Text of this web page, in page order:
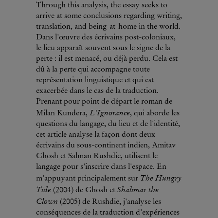
Through this analysis, the essay seeks to
arrive at some conclusions regarding writing,
translation, and being-at-home in the world.
Dans l'œuvre des écrivains post-coloniaux,
le lieu apparaît souvent sous le signe de la
perte : il est menacé, ou déjà perdu. Cela est
dû à la perte qui accompagne toute
représentation linguistique et qui est
exacerbée dans le cas de la traduction.
Prenant pour point de départ le roman de
Milan Kundera, L'Ignorance, qui aborde les
questions du langage, du lieu et de l'identité,
cet article analyse la façon dont deux
écrivains du sous-continent indien, Amitav
Ghosh et Salman Rushdie, utilisent le
langage pour s'inscrire dans l'espace. En
m'appuyant principalement sur The Hungry
Tide (2004) de Ghosh et Shalimar the
Clown (2005) de Rushdie, j'analyse les
conséquences de la traduction d'expériences